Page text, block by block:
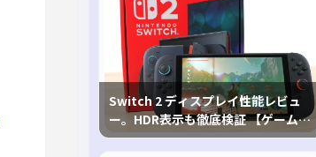
Switch 2 ディスプレイ性能レビュ
ー。HDR表示も徹底検証 【ゲームに
おけるHDRの未来を切り開く1台！】